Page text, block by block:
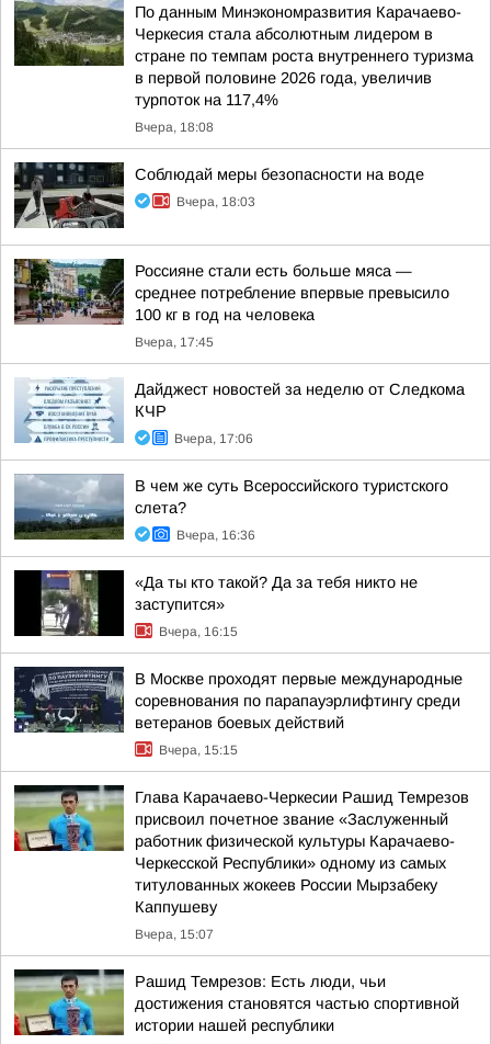
По данным Минэкономразвития Карачаево-
Черкесия стала абсолютным лидером в
стране по темпам роста внутреннего туризма
в первой половине 2026 года, увеличив
турпоток на 117,4%
Вчера, 18:08
Соблюдай меры безопасности на воде
Вчера, 18:03
Россияне стали есть больше мяса —
среднее потребление впервые превысило
100 кг в год на человека
Вчера, 17:45
Дайджест новостей за неделю от Следкома
КЧР
Вчера, 17:06
В чем же суть Всероссийского туристского
слета?
Вчера, 16:36
«Да ты кто такой? Да за тебя никто не
заступится»
Вчера, 16:15
В Москве проходят первые международные
соревнования по парапауэрлифтингу среди
ветеранов боевых действий
Вчера, 15:15
Глава Карачаево-Черкесии Рашид Темрезов
присвоил почетное звание «Заслуженный
работник физической культуры Карачаево-
Черкесской Республики» одному из самых
титулованных жокеев России Мырзабеку
Каппушеву
Вчера, 15:07
Рашид Темрезов: Есть люди, чьи
достижения становятся частью спортивной
истории нашей республики